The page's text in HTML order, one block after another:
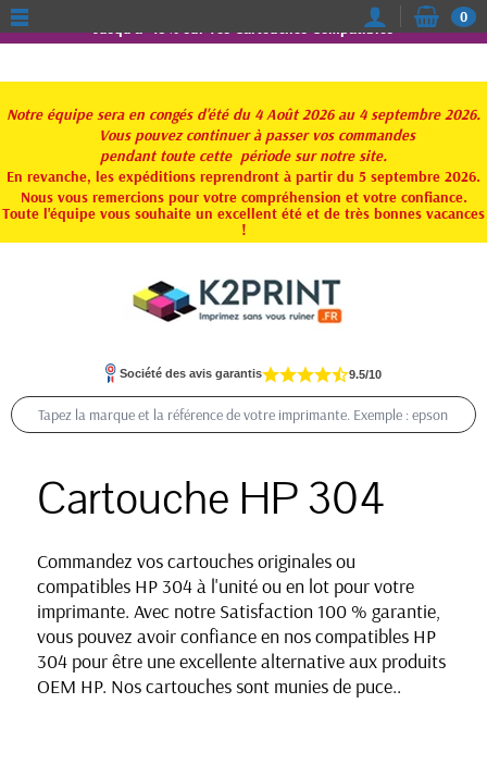
Jusqu'à -15% sur vos Cartouches Compatibles
Notre équipe sera en congés d'été du 4 Août 2026 au 4 septembre 2026.
Vous pouvez continuer à passer vos commandes
pendant toute cette période sur notre site.
En revanche, les expéditions reprendront à partir du 5 septembre 2026.
Nous vous remercions pour votre compréhension et votre confiance.
Toute l'équipe vous souhaite un excellent été et de très bonnes vacances
!
0
Société des avis garantis 9.5/10
Cartouche HP 304
Commandez vos cartouches originales ou
compatibles HP 304 à l'unité ou en lot pour votre
imprimante. Avec notre Satisfaction 100 % garantie,
vous pouvez avoir confiance en nos compatibles HP
304 pour être une excellente alternative aux produits
OEM HP. Nos cartouches sont munies de puce..